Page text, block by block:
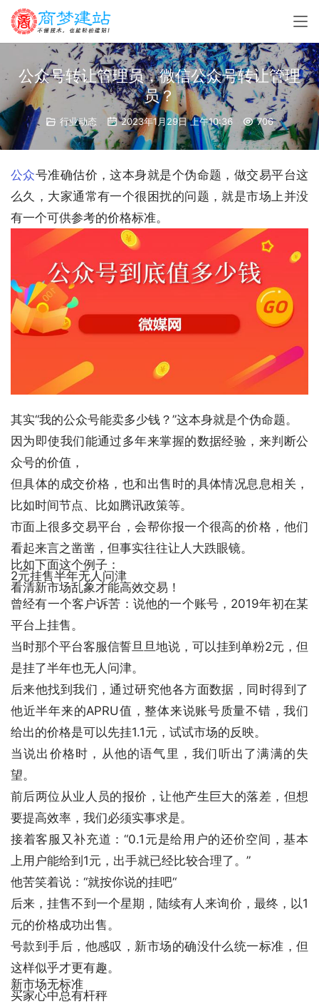
公众号转让管理员，微信公众号转让管理
员？
行业动态 2023年1月29日 上午10:36 706
公众号准确估价，这本身就是个伪命题，做交易平台这
么久，大家通常有一个很困扰的问题，就是市场上并没
有一个可供参考的价格标准。
其实“我的公众号能卖多少钱？”这本身就是个伪命题。
因为即使我们能通过多年来掌握的数据经验，来判断公
众号的价值，
但具体的成交价格，也和出售时的具体情况息息相关，
比如时间节点、比如腾讯政策等。
市面上很多交易平台，会帮你报一个很高的价格，他们
看起来言之凿凿，但事实往往让人大跌眼镜。
比如下面这个例子：
2元挂售半年无人问津
看清新市场乱象才能高效交易！
曾经有一个客户诉苦：说他的一个账号，2019年初在某
平台上挂售。
当时那个平台客服信誓旦旦地说，可以挂到单粉2元，但
是挂了半年也无人问津。
后来他找到我们，通过研究他各方面数据，同时得到了
他近半年来的APRU值，整体来说账号质量不错，我们
给出的价格是可以先挂1.1元，试试市场的反映。
当说出价格时，从他的语气里，我们听出了满满的失
望。
前后两位从业人员的报价，让他产生巨大的落差，但想
要提高效率，我们必须实事求是。
接着客服又补充道：“0.1元是给用户的还价空间，基本
上用户能给到1元，出手就已经比较合理了。”
他苦笑着说：“就按你说的挂吧“
后来，挂售不到一个星期，陆续有人来询价，最终，以1
元的价格成功出售。
号款到手后，他感叹，新市场的确没什么统一标准，但
这样似乎才更有趣。
新市场无标准
买家心中总有杆秤